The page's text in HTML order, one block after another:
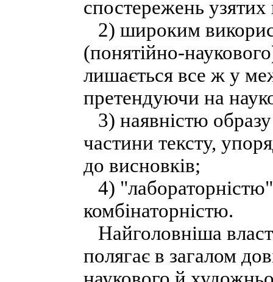
спостережень
2) широким
(понятійно-
лишається все ж у
претендуючи на
3) наявністю
частини тексту,
до висновків;
4)
комбінаторністю.
Найголовніша
полягає в загалом